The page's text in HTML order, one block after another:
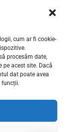
cum ar fi cookie-
procesăm date,
acest site. Dacă
dat poate avea
funcții.
5 |